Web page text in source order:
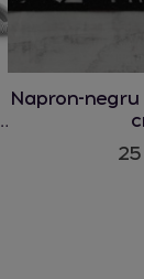
Napron-